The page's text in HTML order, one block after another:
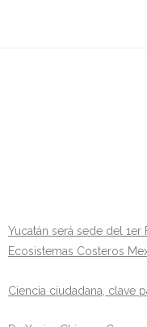
Yucatán será sede del
Ecosistemas Costeros
Ciencia ciudadana, clave